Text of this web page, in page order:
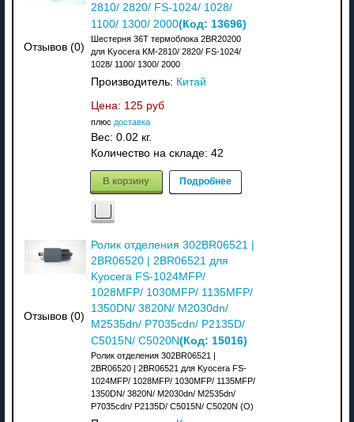
Отзывов (0)
2810/ 2820/ FS-1024/ 1028/
1100/ 1300/ 2000(Код: 13696)
Шестерня 36T термоблока 2BR20200
для Kyocera KM-2810/ 2820/ FS-1024/
1028/ 1100/ 1300/ 2000
Производитель: Китай
Цена: 125 руб
плюс доставка
Вес: 0.02 кг.
Количество на складе: 42
В корзину Подробнее
Отзывов (0)
Ролик отделения 302BR06521 |
2BR06520 | 2BR06521 для
Kyocera FS-1024MFP/
1028MFP/ 1030MFP/ 1135MFP/
1350DN/ 3820N/ M2030dn/
M2535dn/ P7035cdn/ P2135D/
C5015N/ C5020N(Код: 15016)
Ролик отделения 302BR06521 |
2BR06520 | 2BR06521 для Kyocera FS-
1024MFP/ 1028MFP/ 1030MFP/ 1135MFP/
1350DN/ 3820N/ M2030dn/ M2535dn/
P7035cdn/ P2135D/ C5015N/ C5020N (О)